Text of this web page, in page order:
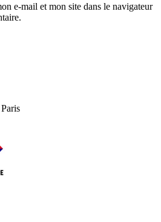
e-mail et mon site dans le navigateur